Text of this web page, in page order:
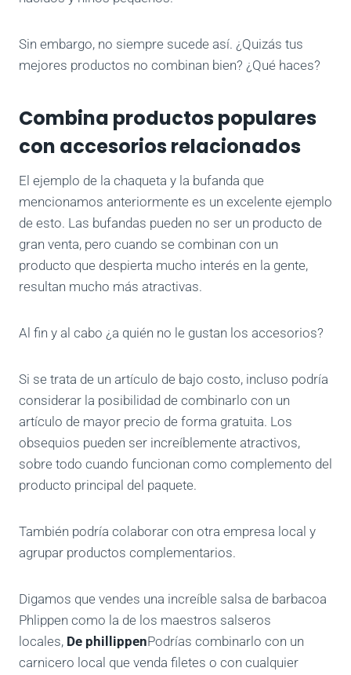
Sin embargo, no siempre sucede así. ¿Quizás tus
mejores productos no combinan bien? ¿Qué haces?
Combina productos populares
con accesorios relacionados
El ejemplo de la chaqueta y la bufanda que
mencionamos anteriormente es un excelente ejemplo
de esto. Las bufandas pueden no ser un producto de
gran venta, pero cuando se combinan con un
producto que despierta mucho interés en la gente,
resultan mucho más atractivas.
Al fin y al cabo ¿a quién no le gustan los accesorios?
Si se trata de un artículo de bajo costo, incluso podría
considerar la posibilidad de combinarlo con un
artículo de mayor precio de forma gratuita. Los
obsequios pueden ser increíblemente atractivos,
sobre todo cuando funcionan como complemento del
producto principal del paquete.
También podría colaborar con otra empresa local y
agrupar productos complementarios.
Digamos que vendes una increíble salsa de barbacoa
Phlippen como la de los maestros salseros
locales, De phillippenPodrías combinarlo con un
carnicero local que venda filetes o con cualquier